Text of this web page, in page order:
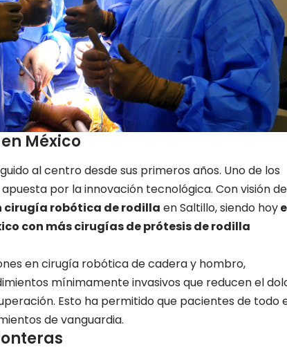
México
al centro desde sus primeros años. Uno de los
por la innovación tecnológica. Con visión de
cirugía robótica de rodilla en Saltillo, siendo hoy
con más cirugías de prótesis de rodilla
en cirugía robótica de cadera y hombro,
mínimamente invasivos que reducen el
Esto ha permitido que pacientes de todo
de vanguardia.